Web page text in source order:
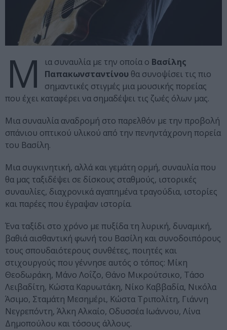
Μ ια συναυλία με την οποία ο Βασίλης
Παπακωνσταντίνου θα συνοψίσει τις πιο
σημαντικές στιγμές μια μουσικής πορείας
που έχει καταφέρει να σημαδέψει τις ζωές όλων μας.
Μια συναυλία αναδρομή στο παρελθόν με την προβολή
σπάνιου οπτικού υλικού από την πενηντάχρονη πορεία
του Βασίλη.
Μια συγκινητική, αλλά και γεμάτη ορμή, συναυλία που
θα μας ταξιδέψει σε δίσκους σταθμούς, ιστορικές
συναυλίες, διαχρονικά αγαπημένα τραγούδια, ιστορίες
και παρέες που έγραψαν ιστορία.
Ένα ταξίδι στο χρόνο με πυξίδα τη λυρική, δυναμική,
βαθιά αισθαντική φωνή του Βασίλη και συνοδοιπόρους
τους σπουδαιότερους συνθέτες, ποιητές και
στιχουργούς που γέννησε αυτός ο τόπος: Μίκη
Θεοδωράκη, Μάνο Λοΐζο, Θάνο Μικρούτσικο, Τάσο
Λειβαδίτη, Κώστα Καρυωτάκη, Νίκο Καββαδία, Νικόλα
Άσιμο, Σταμάτη Μεσημέρι, Κώστα Τριπολίτη, Γιάννη
Νεγρεπόντη, Άλκη Αλκαίο, Οδυσσέα Ιωάννου, Λίνα
Δημοπούλου και τόσους άλλους.